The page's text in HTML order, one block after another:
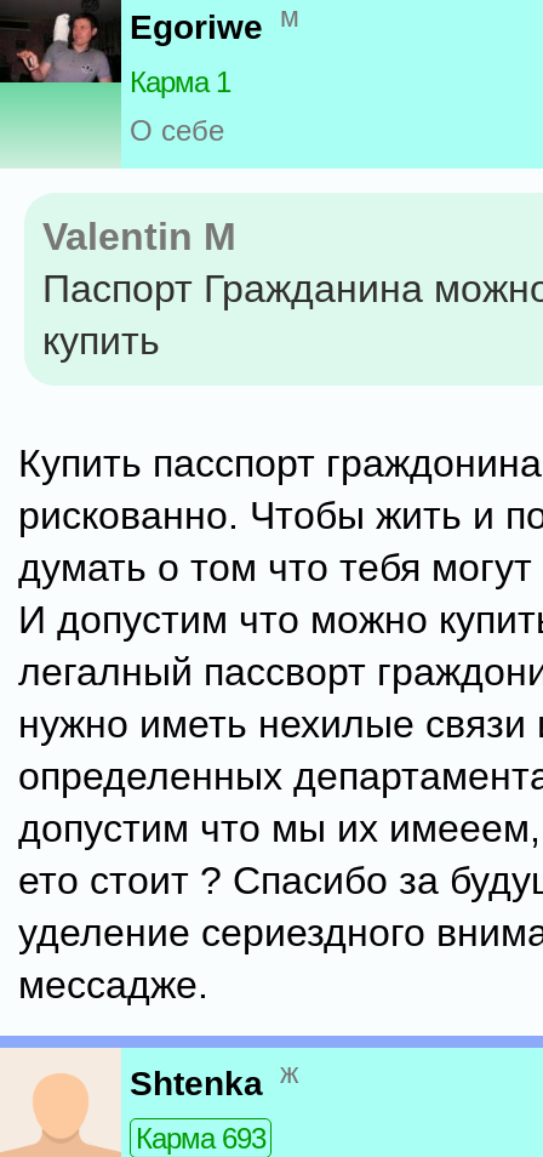
Egoriwe м
Карма 1
О себе
Valentin M
Паспорт Гражданина
купить
Купить пасспорт
рискованно. Чтобы жить и
думать о том что тебя могут
И допустим что можно
легалный пассворт
нужно иметь нехилые связи
определенных
допустим что мы их имееем,
ето стоит ? Спасибо за
уделение сериездного
мессадже.
Shtenka ж
Карма 693